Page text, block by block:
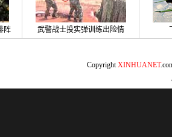
阵 武警战士投实弹训练出险情
CopyrightXINHUANET